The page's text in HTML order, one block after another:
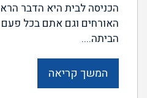
הכניסה לבית היא הדבר
האורחים וגם אתם בכל
הביתה....
המשך קריאה